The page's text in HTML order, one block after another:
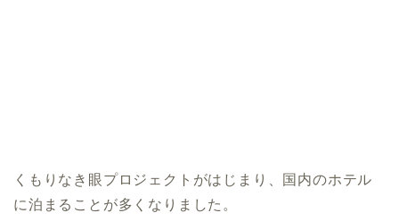
くもりなき眼プロジェクトがはじまり、国内のホテル
に泊まることが多くなりました。